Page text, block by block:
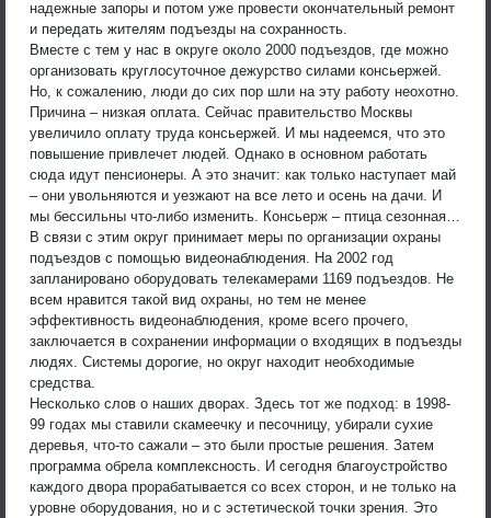
надежные запоры и потом уже провести окончательный ремонт
и передать жителям подъезды на сохранность.
Вместе с тем у нас в округе около 2000 подъездов, где можно
организовать круглосуточное дежурство силами консьержей.
Но, к сожалению, люди до сих пор шли на эту работу неохотно.
Причина – низкая оплата. Сейчас правительство Москвы
увеличило оплату труда консьержей. И мы надеемся, что это
повышение привлечет людей. Однако в основном работать
сюда идут пенсионеры. А это значит: как только наступает май
– они увольняются и уезжают на все лето и осень на дачи. И
мы бессильны что-либо изменить. Консьерж – птица сезонная…
В связи с этим округ принимает меры по организации охраны
подъездов с помощью видеонаблюдения. На 2002 год
запланировано оборудовать телекамерами 1169 подъездов. Не
всем нравится такой вид охраны, но тем не менее
эффективность видеонаблюдения, кроме всего прочего,
заключается в сохранении информации о входящих в подъезды
людях. Системы дорогие, но округ находит необходимые
средства.
Несколько слов о наших дворах. Здесь тот же подход: в 1998-
99 годах мы ставили скамеечку и песочницу, убирали сухие
деревья, что-то сажали – это были простые решения. Затем
программа обрела комплексность. И сегодня благоустройство
каждого двора прорабатывается со всех сторон, и не только на
уровне оборудования, но и с эстетической точки зрения. Это